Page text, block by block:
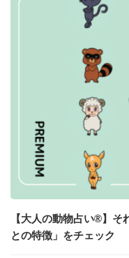
【大人の動物占い®】
との特徴」をチェック